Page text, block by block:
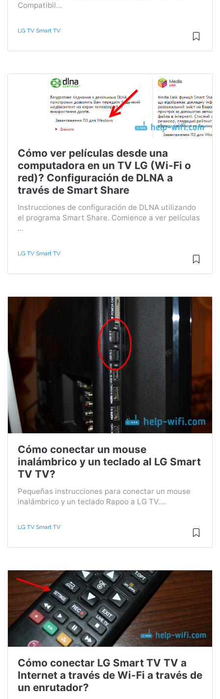
Compatibil...
LG TV Smart TV
Cómo ver películas desde una
computadora en un TV LG (Wi-Fi o
red)? Configuración de DLNA a
través de Smart Share
Instrucciones de configuración de DLNA utilizando
el programa Smart Share. Comience a ver películas
...
LG TV Smart TV
Cómo conectar un mouse
inalámbrico y un teclado al LG Smart
TV TV?
Pequeñas instrucciones para conectar un mouse
inalámbrico y un teclado Rapoo a LG TV....
LG TV Smart TV
Cómo conectar LG Smart TV TV a
Internet a través de Wi-Fi a través de
un enrutador?